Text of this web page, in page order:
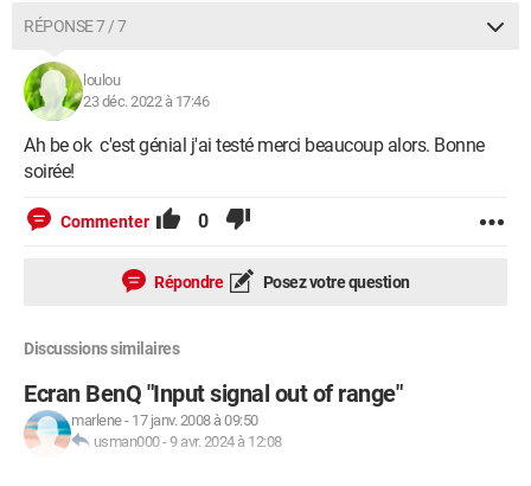
RÉPONSE 7 / 7
loulou
23 déc. 2022 à 17:46
Ah be ok c'est génial j'ai testé merci beaucoup alors. Bonne
soirée!
Commenter 0
Répondre Posez votre question
Discussions similaires
Ecran BenQ "Input signal out of range"
marlene- 17 janv. 2008 à 09:50
usman000-9 avr. 2024 à 12:08